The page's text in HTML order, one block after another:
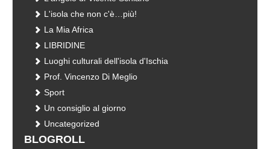
L'isola che non c'è…più!
La Mia Africa
LIBRIDINE
Luoghi culturali dell'isola d'Ischia
Prof. Vincenzo Di Meglio
Sport
Un consiglio al giorno
Uncategorized
BLOGROLL